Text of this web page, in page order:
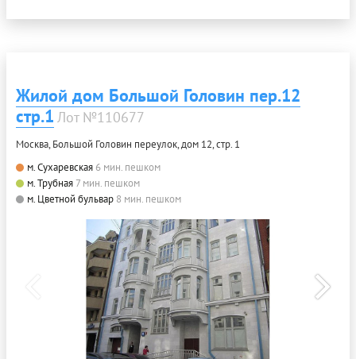
Жилой дом Большой Головин пер.12
стр.1 Лот №110677
Москва, Большой Головин переулок, дом 12, стр. 1
м. Сухаревская 6 мин. пешком
м. Трубная 7 мин. пешком
м. Цветной бульвар 8 мин. пешком